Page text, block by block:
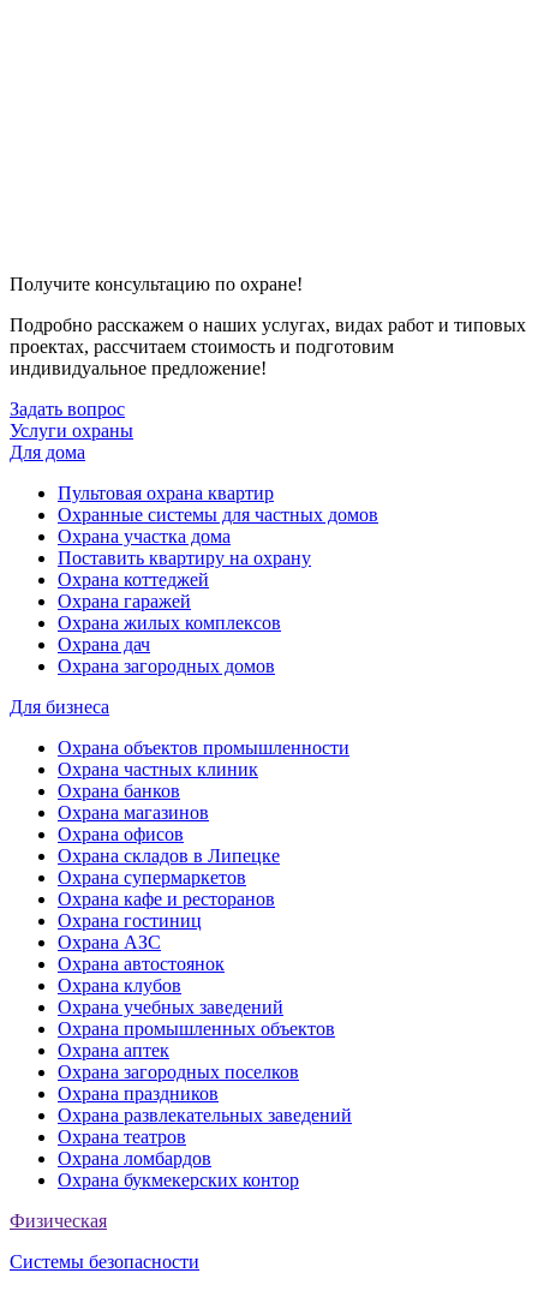
Получите консультацию по охране!
Подробно расскажем о наших услугах, видах работ и типовых
проектах, рассчитаем стоимость и подготовим
индивидуальное предложение!
Задать вопрос
Услуги охраны
Для дома
Пультовая охрана квартир
Охранные системы для частных домов
Охрана участка дома
Поставить квартиру на охрану
Охрана коттеджей
Охрана гаражей
Охрана жилых комплексов
Охрана дач
Охрана загородных домов
Для бизнеса
Охрана объектов промышленности
Охрана частных клиник
Охрана банков
Охрана магазинов
Охрана офисов
Охрана складов в Липецке
Охрана супермаркетов
Охрана кафе и ресторанов
Охрана гостиниц
Охрана АЗС
Охрана автостоянок
Охрана клубов
Охрана учебных заведений
Охрана промышленных объектов
Охрана аптек
Охрана загородных поселков
Охрана праздников
Охрана развлекательных заведений
Охрана театров
Охрана ломбардов
Охрана букмекерских контор
Физическая
Системы безопасности